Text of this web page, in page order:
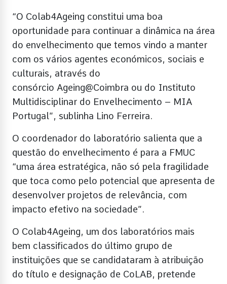
“O Colab4Ageing constitui uma boa
oportunidade para continuar a dinâmica na área
do envelhecimento que temos vindo a manter
com os vários agentes económicos, sociais e
culturais, através do
consórcio Ageing@Coimbra ou do Instituto
Multidisciplinar do Envelhecimento – MIA
Portugal”, sublinha Lino Ferreira.
O coordenador do laboratório salienta que a
questão do envelhecimento é para a FMUC
“uma área estratégica, não só pela fragilidade
que toca como pelo potencial que apresenta de
desenvolver projetos de relevância, com
impacto efetivo na sociedade”.
O Colab4Ageing, um dos laboratórios mais
bem classificados do último grupo de
instituições que se candidataram à atribuição
do título e designação de CoLAB, pretende